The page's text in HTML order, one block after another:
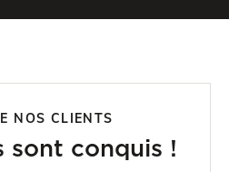
NOS CLIENTS
sont conquis !